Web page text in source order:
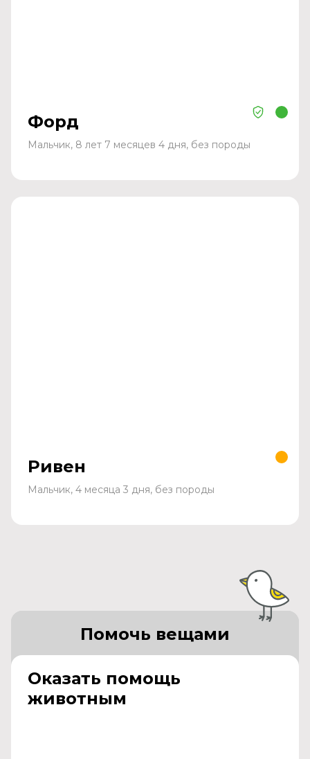
Форд
Мальчик, 8 лет 7 месяцев 4 дня, без породы
Ривен
Мальчик, 4 месяца 3 дня, без породы
Оказать помощь
животным
Помочь вещами